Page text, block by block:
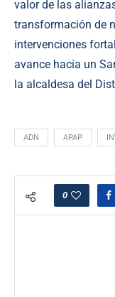
valor de las
transformación de
intervenciones
avance hacia un
la alcaldesa del
ADN APAP
0